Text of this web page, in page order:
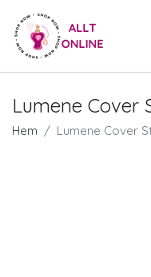
Lumene Cover
Hem Lumene Cover